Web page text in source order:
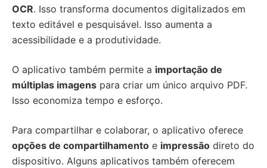
OCR. Isso transforma documentos digitalizados em
texto editável e pesquisável. Isso aumenta a
acessibilidade e a produtividade.
O aplicativo também permite a importação de
múltiplas imagens para criar um único arquivo PDF.
Isso economiza tempo e esforço.
Para compartilhar e colaborar, o aplicativo oferece
opções de compartilhamento e impressão direto do
dispositivo. Alguns aplicativos também oferecem